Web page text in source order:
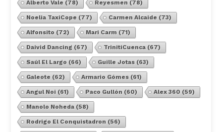
Alberto Vale (78) Reyesmen (78)
Noelia TaxiCope (77) Carmen Alcaide (73)
Alfonsito (72) Mari Carm (71)
Daivid Dancing (67) TrinitiCuenca(67)
Saúl El Largo (66) Guille Jotas(63)
Galeote (62) Armario Gómes(61)
Angul Noi (61) Paco Gullón (60) Alex 360 (59)
Manolo Noheda(58)
Rodrigo El Conquistadron (56)